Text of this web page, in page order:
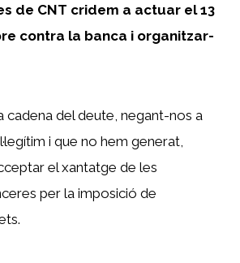
de CNT cridem a actuar el 13
contra la banca i organitzar-
cadena del deute, negant-nos a
i que no hem generat,
el xantatge de les
per la imposició de